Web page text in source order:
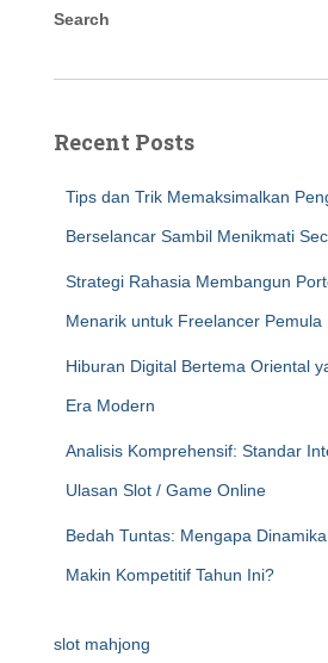
Search
Recent Posts
Tips dan Trik Memaksimalkan
Berselancar Sambil Menikmati
Strategi Rahasia Membangun
Menarik untuk Freelancer Pemula
Hiburan Digital Bertema Oriental
Era Modern
Analisis Komprehensif: Standar
Ulasan Slot / Game Online
Bedah Tuntas: Mengapa
Makin Kompetitif Tahun Ini?
slot mahjong